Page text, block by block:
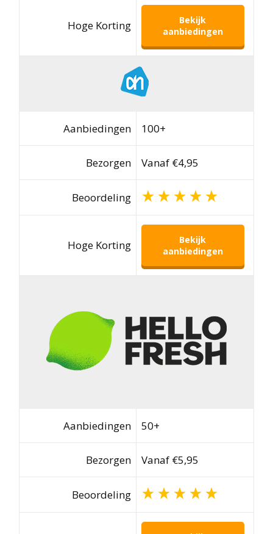
Hoge Korting
Bekijk
aanbiedingen
Aanbiedingen 100+
Bezorgen Vanaf €4,95
Beoordeling
Hoge Korting
Bekijk
aanbiedingen
Aanbiedingen 50+
Bezorgen Vanaf €5,95
Beoordeling